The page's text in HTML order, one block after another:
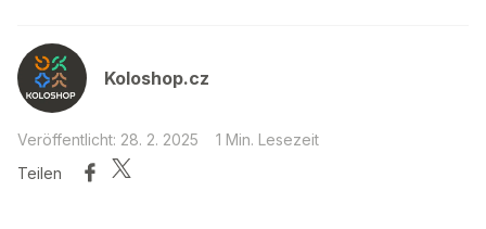
Koloshop.cz
Veröffentlicht: 28. 2. 2025
1 Min. Lesezeit
Teilen